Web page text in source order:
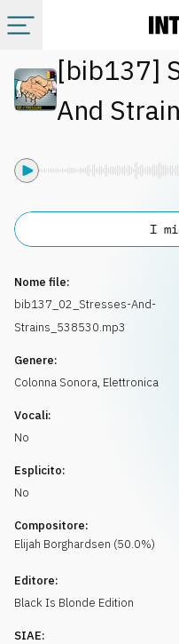
Categorie
[bib137]
And
Nome file:
bib137_02_Stresses-And-
Strains_538530.mp3
Genere:
Colonna Sonora, Elettronica
Vocali:
No
Esplicito:
No
Compositore:
Elijah Borghardsen (50.0%)
Editore:
Black Is Blonde Edition
SIAE:
I